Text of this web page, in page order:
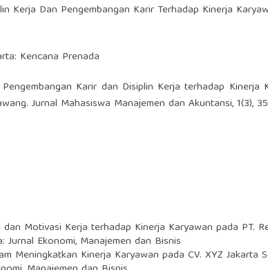
Kerja Dan Pengembangan Karir Terhadap Kinerja
Kencana Prenada
Karir dan Disiplin Kerja terhadap Kinerja
Jurnal Mahasiswa Manajemen dan Akuntansi, 1(3),
Motivasi Kerja terhadap Kinerja Karyawan pada PT.
Jurnal Ekonomi, Manajemen dan Bisnis
Meningkatkan Kinerja Karyawan pada CV. XYZ Jakarta